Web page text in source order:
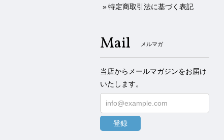
特定商取引法に基づく表記
Mail メルマガ
当店からメールマガジンをお届け
いたします。
登録